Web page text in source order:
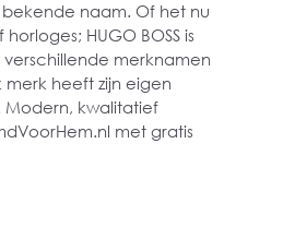
bekende naam. Of het nu
HUGO BOSS is
merknamen
merk heeft zijn eigen
Modern, kwalitatief
met gratis